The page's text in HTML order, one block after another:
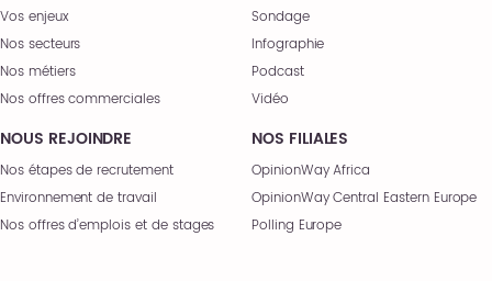
Vos enjeux
Nos secteurs
Nos métiers
Nos offres commerciales
Sondage
Infographie
Podcast
Vidéo
NOUS REJOINDRE
Nos étapes de recrutement
Environnement de travail
Nos offres d’emplois et de stages
NOS FILIALES
OpinionWay Africa
OpinionWay Central Eastern Europe
Polling Europe